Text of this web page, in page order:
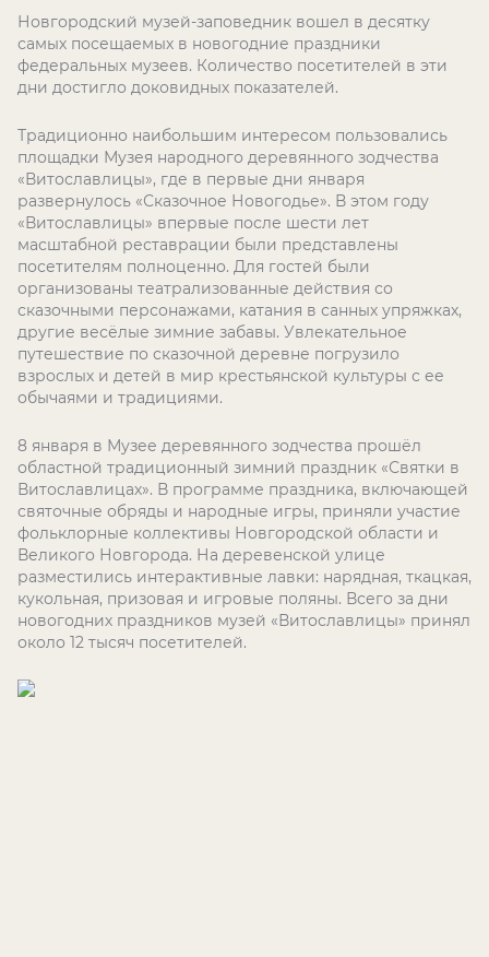
Новгородский музей-заповедник вошел в десятку
самых посещаемых в новогодние праздники
федеральных музеев. Количество посетителей в эти
дни достигло доковидных показателей.
Традиционно наибольшим интересом пользовались
площадки Музея народного деревянного зодчества
«Витославлицы», где в первые дни января
развернулось «Сказочное Новогодье». В этом году
«Витославлицы» впервые после шести лет
масштабной реставрации были представлены
посетителям полноценно. Для гостей были
организованы театрализованные действия со
сказочными персонажами, катания в санных упряжках,
другие весёлые зимние забавы. Увлекательное
путешествие по сказочной деревне погрузило
взрослых и детей в мир крестьянской культуры с ее
обычаями и традициями.
​8 января в Музее деревянного зодчества прошёл
областной традиционный зимний праздник​ «Святки в
Витославлицах».​ В программе праздника, включающей
святочные обряды и народные игры, приняли участие
фольклорные коллективы Новгородской области и
Великого Новгорода. На деревенской улице
разместились интерактивные лавки: нарядная, ткацкая,
кукольная, призовая и игровые поляны. Всего за дни
новогодних праздников музей «Витославлицы» принял
около 12 тысяч посетителей.